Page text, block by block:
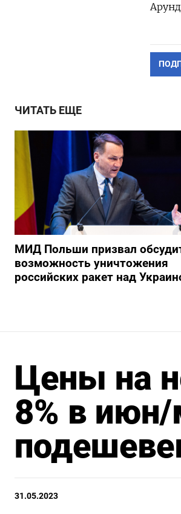
ЧИТАТЬ ЕЩЕ
МИД Польши призвал
возможность уничтожения
российских ракет над
Цены на
8% в июн/
31.05.2023